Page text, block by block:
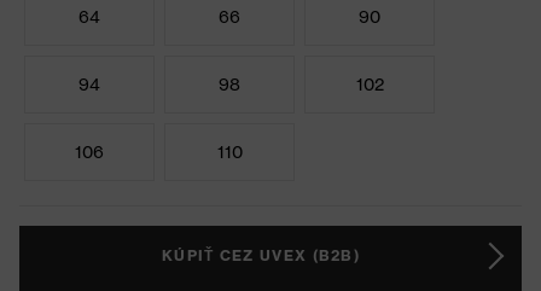
64 66 90
94 98 102
106 110
KÚPIŤ CEZ UVEX (B2B)